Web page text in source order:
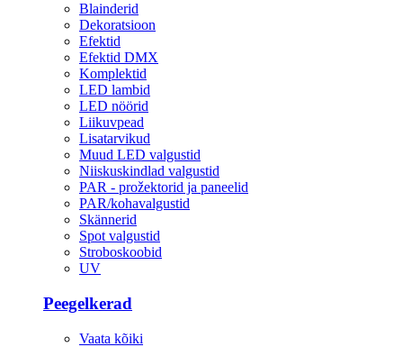
Blainderid
Dekoratsioon
Efektid
Efektid DMX
Komplektid
LED lambid
LED nöörid
Liikuvpead
Lisatarvikud
Muud LED valgustid
Niiskuskindlad valgustid
PAR - prožektorid ja paneelid
PAR/kohavalgustid
Skännerid
Spot valgustid
Stroboskoobid
UV
Peegelkerad
Vaata kõiki